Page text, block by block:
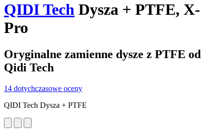
QIDI Tech Dysza + PTFE, X-
Pro
Oryginalne zamienne dysze z PTFE od
Qidi Tech
14 dotychczasowe oceny
QIDI Tech Dysza + PTFE